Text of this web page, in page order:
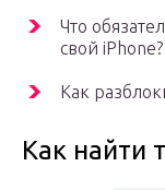
Что
свой iPhone?
Как
Как найти